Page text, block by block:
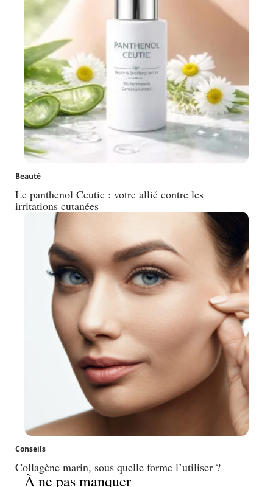
Beauté
Le panthenol Ceutic : votre allié contre les
irritations cutanées
Conseils
Collagène marin, sous quelle forme l’utiliser ?
À ne pas manquer